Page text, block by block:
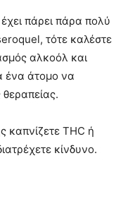
πάρει πάρα πολύ
τότε καλέστε
αλκοόλ και
ένα άτομο να
καπνίζετε THC ή
κίνδυνο.